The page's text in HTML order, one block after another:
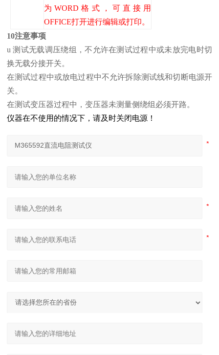
为WORD格式，可直接用
OFFICE打开进行编辑或打印。
10注意事项
u 测试无载调压绕组，不允许在测试过程中或未放完电时切
换无载分接开关。
在测试过程中或放电过程中不允许拆除测试线和切断电源开
关。
在测试变压器过程中，变压器未测量侧绕组必须开路。
仪器在不使用的情况下，请及时关闭电源！